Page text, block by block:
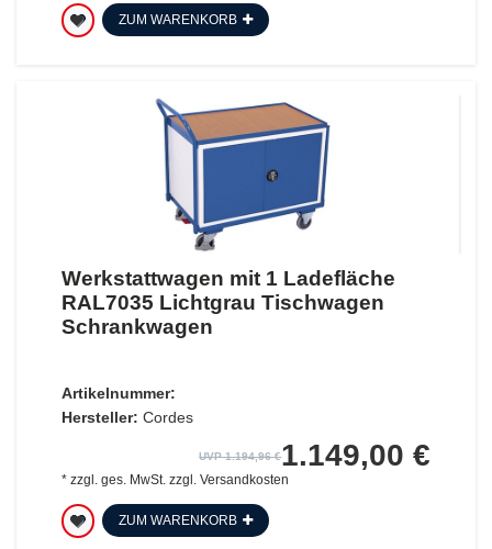
ZUM WARENKORB
Werkstattwagen mit 1 Ladefläche
RAL7035 Lichtgrau Tischwagen
Schrankwagen
Artikelnummer:
Hersteller: Cordes
UVP 1.194,96 €1.149,00 €
* zzgl. ges. MwSt.zzgl. Versandkosten
ZUM WARENKORB